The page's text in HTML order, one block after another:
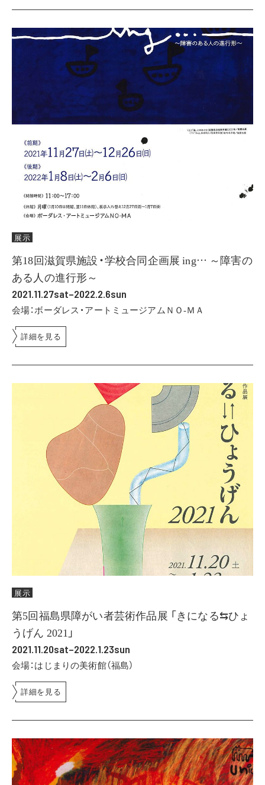
展示
第18回滋賀県施設・学校合同企画展 ing… ～障害の
ある人の進行形～
2021.11.27sat–2022.2.6sun
会場：ボーダレス・アートミュージアムＮＯ-ＭＡ
詳細を見る
展示
第5回福島県障がい者芸術作品展 「きになる⇆ひょ
うげん 2021」
2021.11.20sat–2022.1.23sun
会場：はじまりの美術館（福島）
詳細を見る